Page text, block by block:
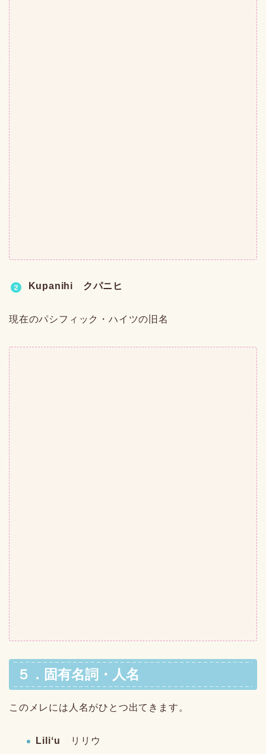
Kupanihi クパニヒ
現在のパシフィック・ハイツの旧名
５．固有名詞・人名
このメレには人名がひとつ出てきます。
Liliʻu リリウ